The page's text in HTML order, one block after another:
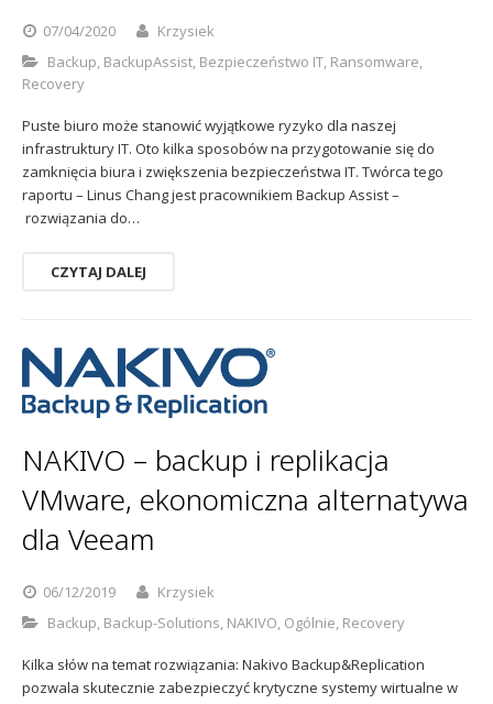
07/04/2020
Krzysiek
Backup, BackupAssist, Bezpieczeństwo IT, Ransomware,
Recovery
Puste biuro może stanowić wyjątkowe ryzyko dla naszej
infrastruktury IT. Oto kilka sposobów na przygotowanie się do
zamknięcia biura i zwiększenia bezpieczeństwa IT. Twórca tego
raportu – Linus Chang jest pracownikiem Backup Assist –
rozwiązania do…
CZYTAJ DALEJ
NAKIVO – backup i replikacja
VMware, ekonomiczna alternatywa
dla Veeam
06/12/2019
Krzysiek
Backup Backup-Solutions NAKIVO Ogólnie Recovery
Kilka słów na temat rozwiązania: Nakivo Backup&Replication
pozwala skutecznie zabezpieczyć krytyczne systemy wirtualne w